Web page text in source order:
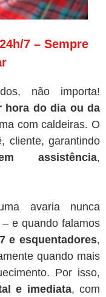
7 – Sempre
não importa!
hora do dia ou da
com caldeiras. O
cliente, garantindo
assistência,
avaria nunca
e quando falamos
e esquentadores,
quando mais
Por isso,
e imediata, com